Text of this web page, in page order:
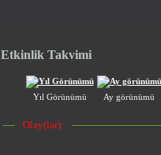
Etkinlik Takvimi
Yıl Görünümü Ay görünümü
Olay(lar):